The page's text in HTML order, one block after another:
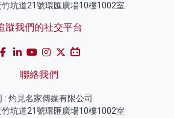
竹坑道21號環匯廣場10樓1002室
蹤我們的社交平台
聯絡我們
: 灼見名家傳媒有限公司
竹坑道21號環匯廣場10樓1002室